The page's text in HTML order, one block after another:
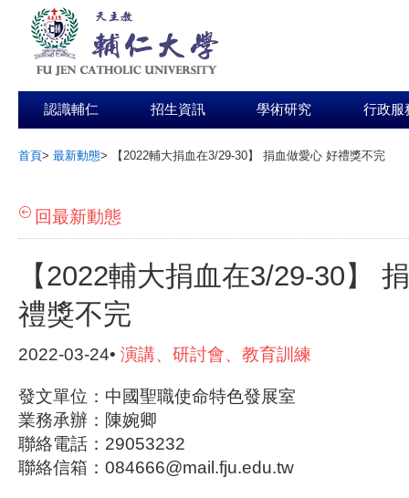
認識輔仁 招生資訊 學術研究 行政服
首頁> 最新動態> 【2022輔大捐血在3/29-30】 捐血做愛心 好禮獎不完
回最新動態
【2022輔大捐血在3/29-30】
禮獎不完
2022-03-24• 演講、研討會、教育訓練
發文單位：中國聖職使命特色發展室
業務承辦：陳婉卿
聯絡電話：29053232
聯絡信箱：084666@mail.fju.edu.tw